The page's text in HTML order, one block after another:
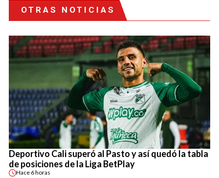
OTRAS NOTICIAS
Deportivo Cali superó al Pasto y así quedó la tabla
de posiciones de la Liga BetPlay
Hace 6 horas